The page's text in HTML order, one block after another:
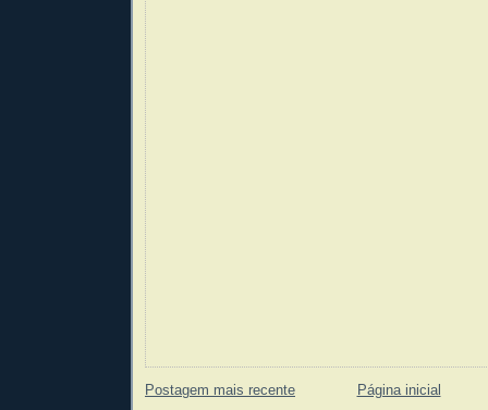
Postagem mais recente Página inicial